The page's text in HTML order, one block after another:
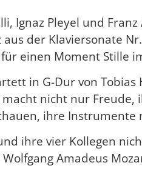
Ignaz Pleyel und
der Klaviersonate
einen Moment Stille
in G-Dur von
nicht nur
ihre
ihre vier Kollegen
Wolfgang Amadeus